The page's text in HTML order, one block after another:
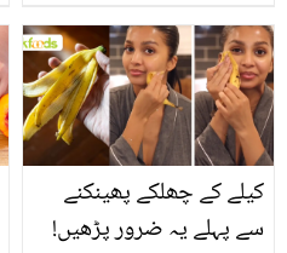
بتائے راز
کیلے کے چھلکے پھینکنے
سے پہلے یہ ضرور پڑھیں!